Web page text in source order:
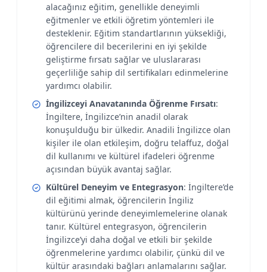
alacağınız eğitim, genellikle deneyimli
eğitmenler ve etkili öğretim yöntemleri ile
desteklenir. Eğitim standartlarının yüksekliği,
öğrencilere dil becerilerini en iyi şekilde
geliştirme fırsatı sağlar ve uluslararası
geçerliliğe sahip dil sertifikaları edinmelerine
yardımcı olabilir.
İngilizceyi Anavatanında Öğrenme Fırsatı:
İngiltere, İngilizce’nin anadil olarak
konuşulduğu bir ülkedir. Anadili İngilizce olan
kişiler ile olan etkileşim, doğru telaffuz, doğal
dil kullanımı ve kültürel ifadeleri öğrenme
açısından büyük avantaj sağlar.
Kültürel Deneyim ve Entegrasyon: İngiltere’de
dil eğitimi almak, öğrencilerin İngiliz
kültürünü yerinde deneyimlemelerine olanak
tanır. Kültürel entegrasyon, öğrencilerin
İngilizce’yi daha doğal ve etkili bir şekilde
öğrenmelerine yardımcı olabilir, çünkü dil ve
kültür arasındaki bağları anlamalarını sağlar.